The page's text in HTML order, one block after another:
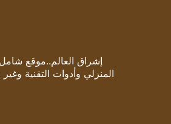
إشراق العالم..موقع شامل
المنزلي وأدوات التقنية